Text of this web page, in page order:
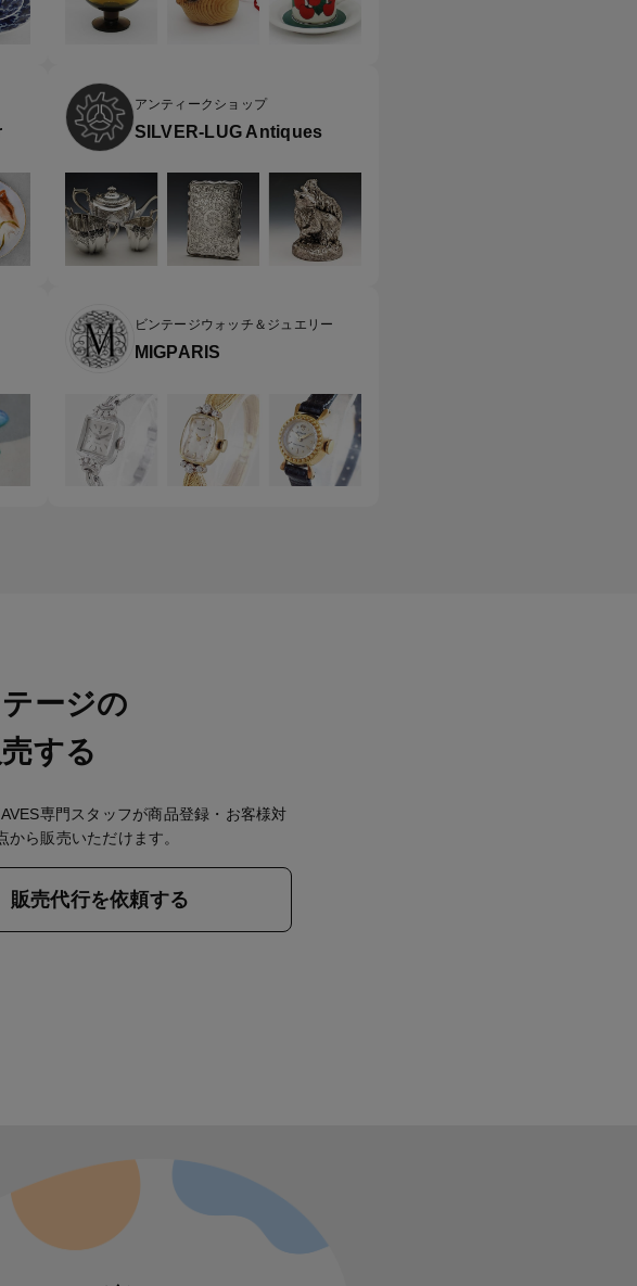
アンティークショップ
SILVER-LUG Antiques
ビンテージウォッチ＆ジュエリー
MIGPARIS
ージの
する
専門スタッフが商品登録・お客様対
から販売いただけます。
販売代行を依頼する